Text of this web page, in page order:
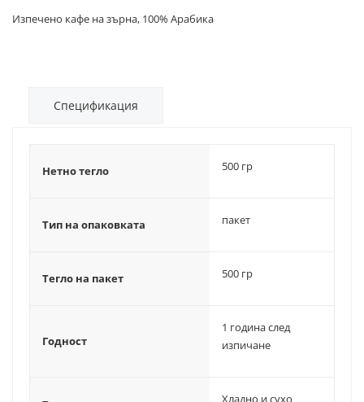
Изпечено кафе на зърна, 100% Арабика
Спецификация
Нетно тегло 500 гр
Тип на опаковката пакет
Тегло на пакет 500 гр
Годност
1 година след
изпичане
Хладно и сухо